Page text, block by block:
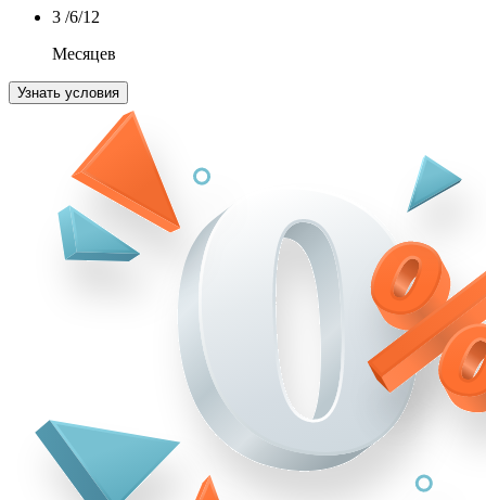
3 /6/12
Месяцев
Узнать условия